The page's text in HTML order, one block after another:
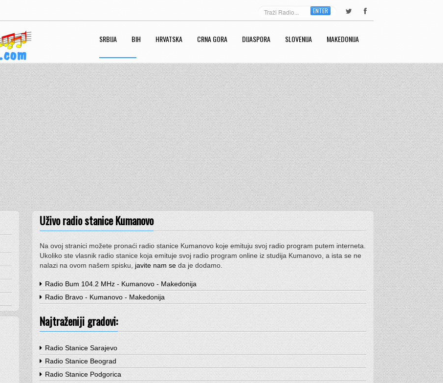
ENTER
SRBIJA BIH HRVATSKA CRNA GORA DIJASPORA SLOVENIJA MAKEDONIJA
Uživo radio stanice Kumanovo
Na ovoj stranici možete pronaći radio stanice Kumanovo koje emituju svoj radio program putem interneta.
Ukoliko ste vlasnik radio stanice koja emituje svoj radio program online iz studija Kumanovo, a ista se ne
nalazi na ovom našem spisku,javite nam se da je dodamo.
Radio Bum 104.2 MHz - Kumanovo - Makedonija
Radio Bravo - Kumanovo - Makedonija
Najtraženiji gradovi:
Radio Stanice Sarajevo
Radio Stanice Beograd
Radio Stanice Podgorica